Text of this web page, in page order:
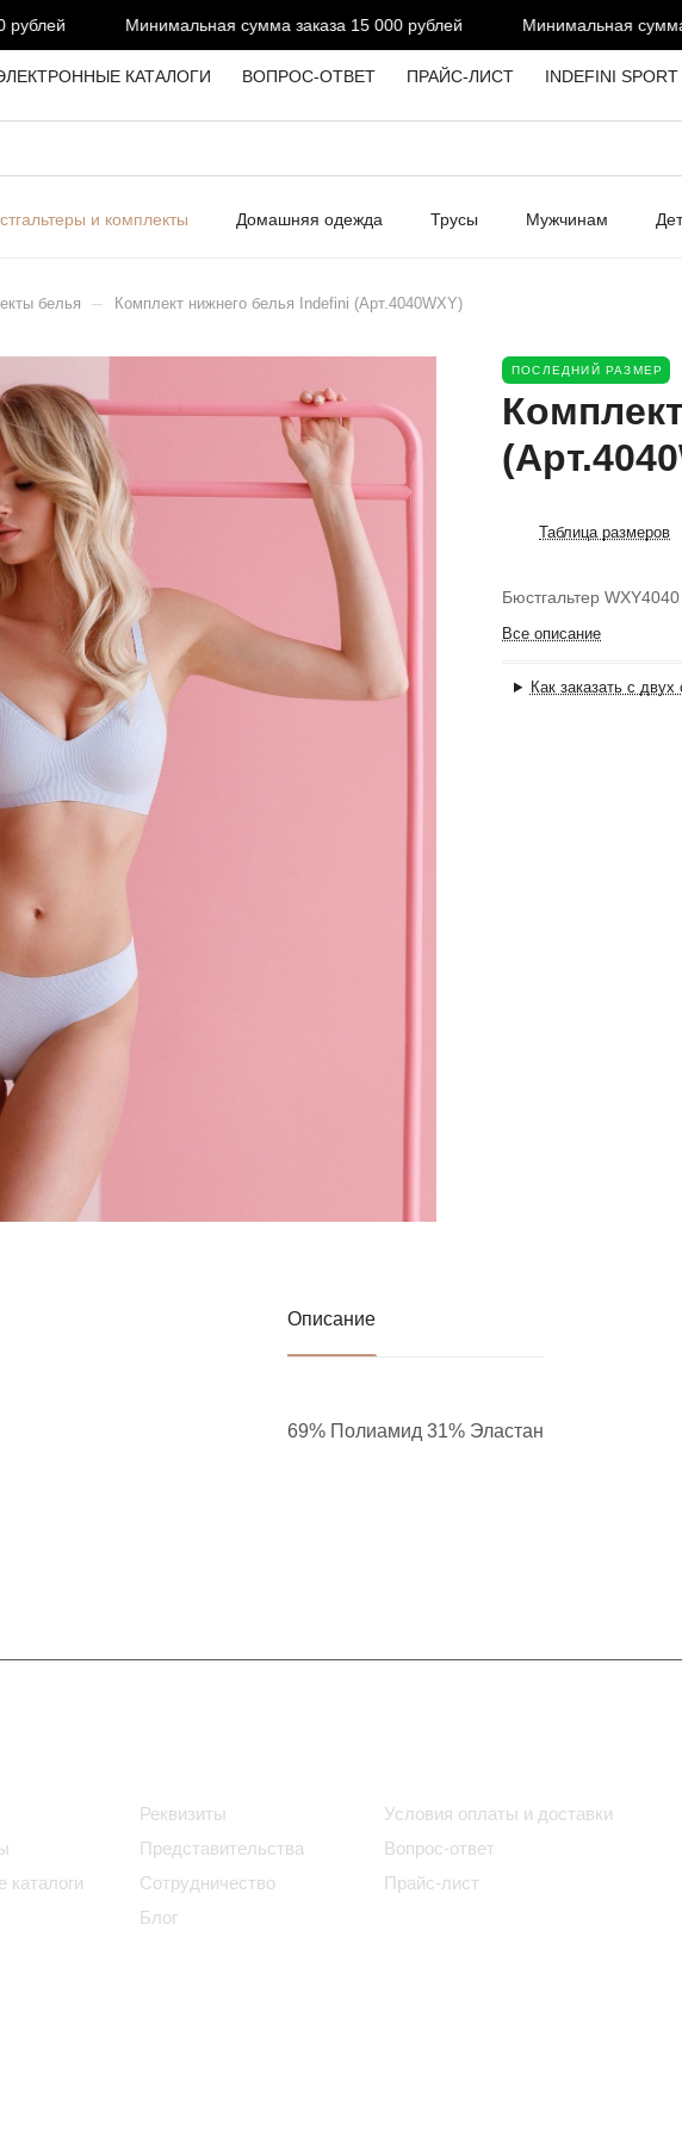
Минимальная сумма заказа 15 000 рублей Минимальная сумма
КАТАЛОГИ ВОПРОС-ОТВЕТ ПРАЙС-ЛИСТ INDEFINI SPORT
и комплекты Домашняя одежда Трусы Мужчинам
белья – Комплект нижнего белья Indefini (Арт.4040WXY)
ПОСЛЕДНИЙ РАЗМЕР
Таблица размеров
Бюстгальтер WXY4040
Все описание
Как заказать с двух
Описание
69% Полиамид 31% Эластан
каталоги
Реквизиты
Представительства
Сотрудничество
Блог
Условия оплаты и доставки
Вопрос-ответ
Прайс-лист